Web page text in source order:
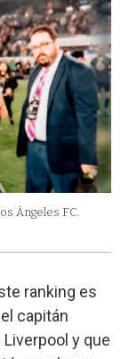
Ángeles FC.
ranking es
capitán
y que